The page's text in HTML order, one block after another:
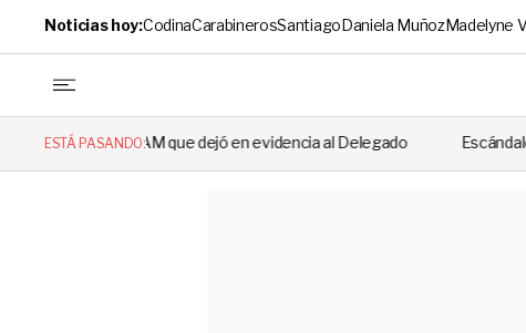
Noticias hoy:CodinaCarabinerosSantiagoDaniela MuñozMadelyne
ESTÁ PASANDO:
que dejó en evidencia al Delegado Escándalo en el fútbol